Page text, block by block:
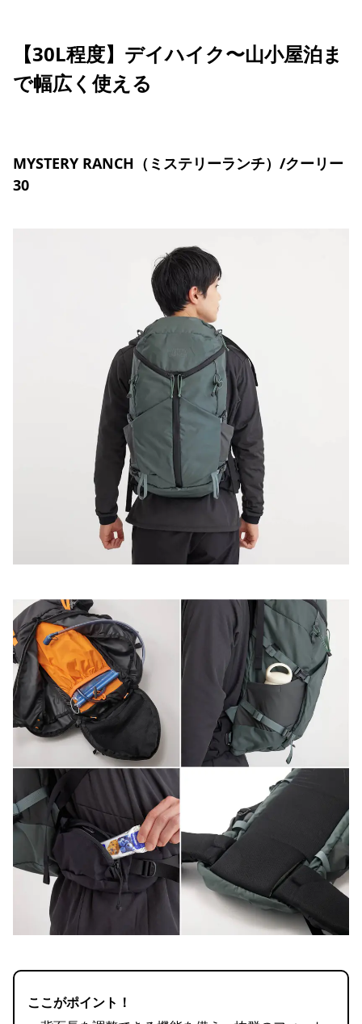
【30L程度】デイハイク〜山小屋泊ま
で幅広く使える
MYSTERY RANCH（ミステリーランチ）/クーリー
30
ここがポイント！